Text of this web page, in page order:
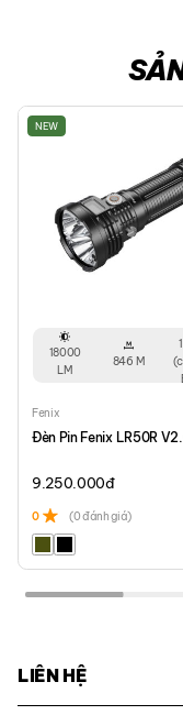
NEW
18000
LM
846 M
Fenix
Đèn Pin Fenix LR50R
9.250.000đ
0 (0 đánh giá)
LIÊN HỆ